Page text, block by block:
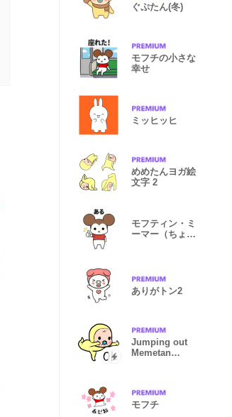
ぐぷたん(冬)
モフチの小さな
幸せ
ミッヒッヒ
めめたんヨガ絵
文字 2
モフティン・ミ
ーマー（ちょっ
ありがトン2
Jumping out
Memetan
モフチ